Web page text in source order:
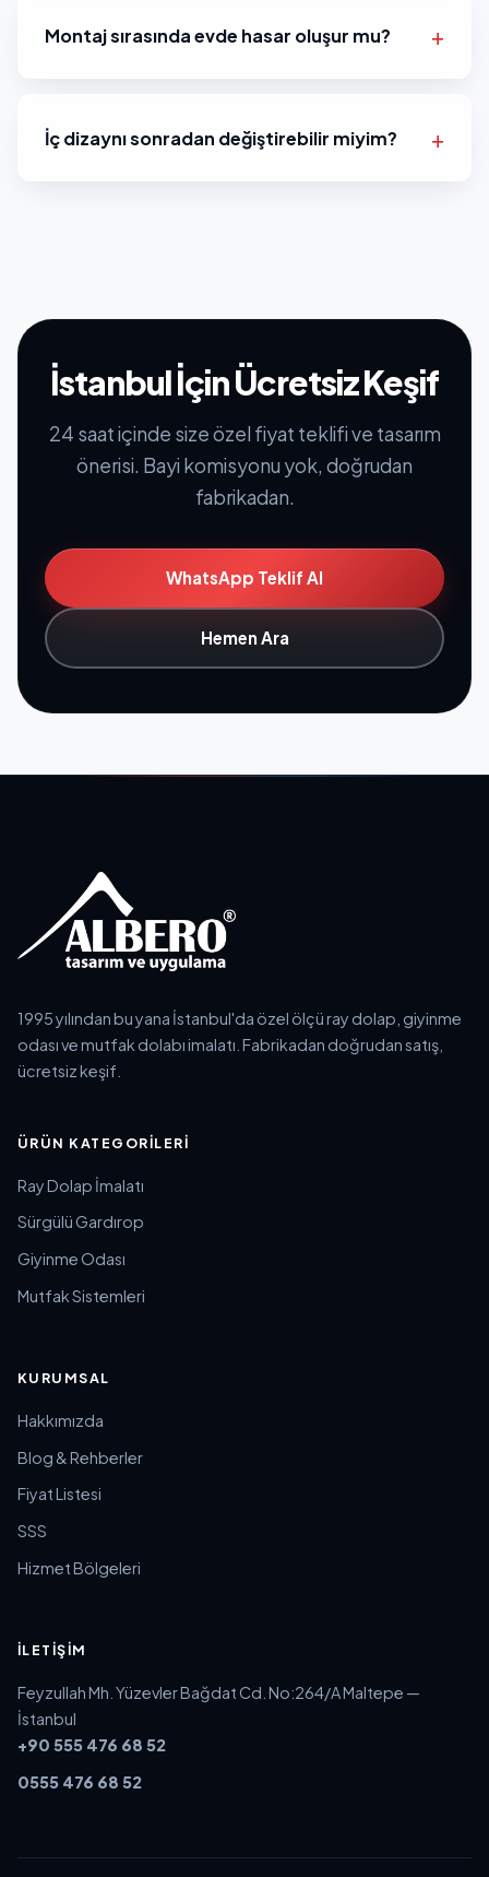
Montaj sırasında evde hasar oluşur mu?
İç dizaynı sonradan değiştirebilir miyim?
İstanbul İçin Ücretsiz Keşif
24 saat içinde size özel fiyat teklifi ve tasarım
önerisi. Bayi komisyonu yok, doğrudan
fabrikadan.
WhatsApp Teklif Al
Hemen Ara
1995 yılından bu yana İstanbul'da özel ölçü ray dolap, giyinme
odası ve mutfak dolabı imalatı. Fabrikadan doğrudan satış,
ücretsiz keşif.
ÜRÜN KATEGORILERI
Ray Dolap İmalatı
Sürgülü Gardırop
Giyinme Odası
Mutfak Sistemleri
KURUMSAL
Hakkımızda
Blog & Rehberler
Fiyat Listesi
SSS
Hizmet Bölgeleri
İLETIŞIM
Feyzullah Mh. Yüzevler Bağdat Cd. No:264/A Maltepe —
İstanbul
+90 555 476 68 52
0555 476 68 52